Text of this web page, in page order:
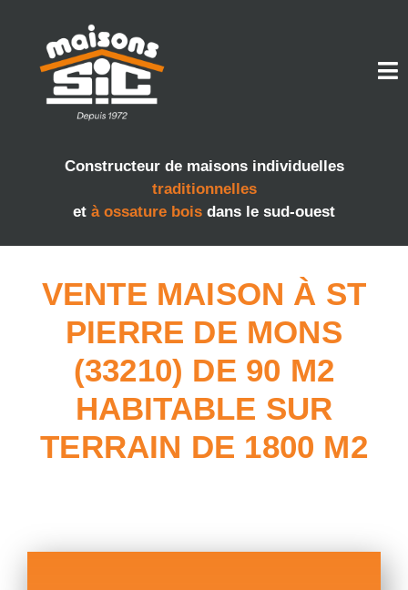
Constructeur de maisons individuelles
traditionnelles
et à ossature bois dans le sud-ouest
VENTE MAISON À ST
PIERRE DE MONS
(33210) DE 90 M2
HABITABLE SUR
TERRAIN DE 1800 M2